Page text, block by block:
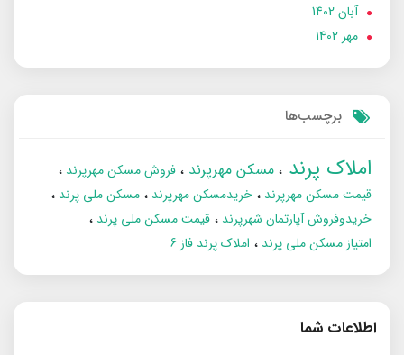
آبان 1402
مهر 1402
برچسب‌ها
املاک پرند مسکن مهرپرند
فروش مسکن مهرپرند
قیمت مسکن مهرپرند
خریدمسکن مهرپرند
مسکن ملی پرند
خریدوفروش آپارتمان شهرپرند
قیمت مسکن ملی پرند
امتیاز مسکن ملی پرند
املاک پرند فاز 6
اطلاعات شما